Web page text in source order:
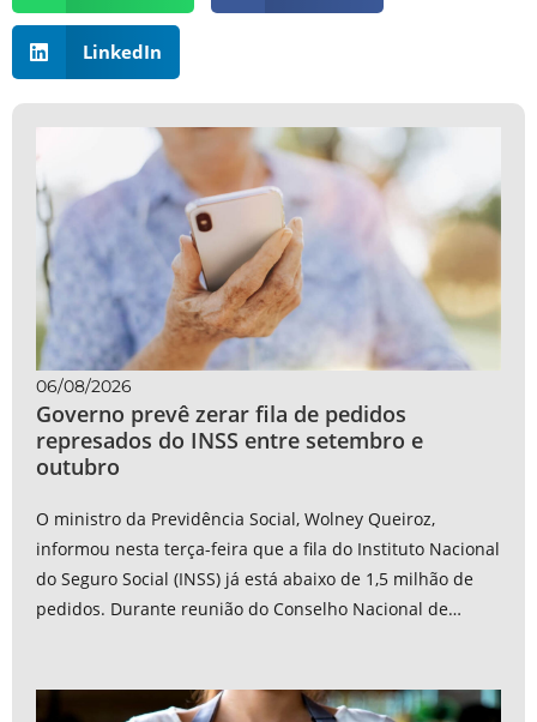
LinkedIn
06/08/2026
Governo prevê zerar fila de pedidos
represados do INSS entre setembro e
outubro
O ministro da Previdência Social, Wolney Queiroz,
informou nesta terça-feira que a fila do Instituto Nacional
do Seguro Social (INSS) já está abaixo de 1,5 milhão de
pedidos. Durante reunião do Conselho Nacional de